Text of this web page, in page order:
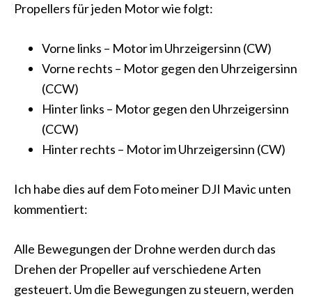
Propellers für jeden Motor wie folgt:
Vorne links – Motor im Uhrzeigersinn (CW)
Vorne rechts – Motor gegen den Uhrzeigersinn
(CCW)
Hinter links – Motor gegen den Uhrzeigersinn
(CCW)
Hinter rechts – Motor im Uhrzeigersinn (CW)
Ich habe dies auf dem Foto meiner DJI Mavic unten
kommentiert:
Alle Bewegungen der Drohne werden durch das
Drehen der Propeller auf verschiedene Arten
gesteuert. Um die Bewegungen zu steuern, werden